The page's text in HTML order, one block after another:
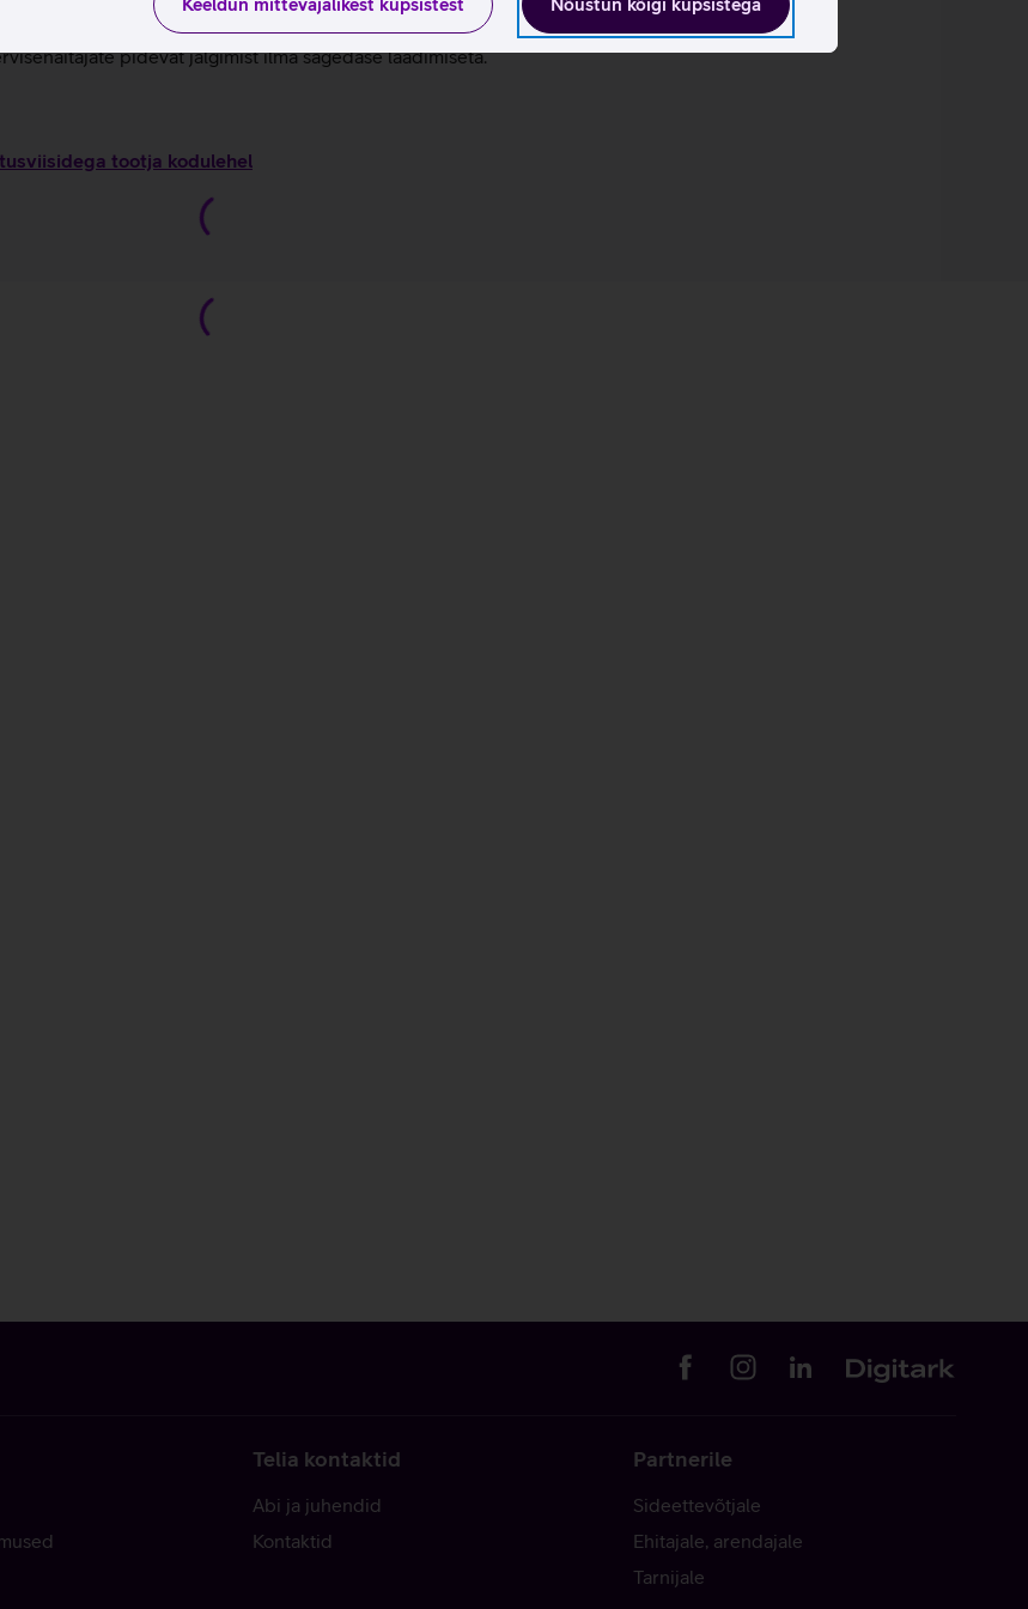
Nõustun kõigi küpsistega
Keeldun mittevajalikest küpsistest
on kasutatavad ilma igasuguse kuutasuta.
pidevat jälgimist ilma sagedase laadimiseta.
tootja kodulehel
Telia kontaktid
Abi ja juhendid
Kontaktid
Partnerile
Sideettevõtjale
Ehitajale, arendajale
Tarnijale